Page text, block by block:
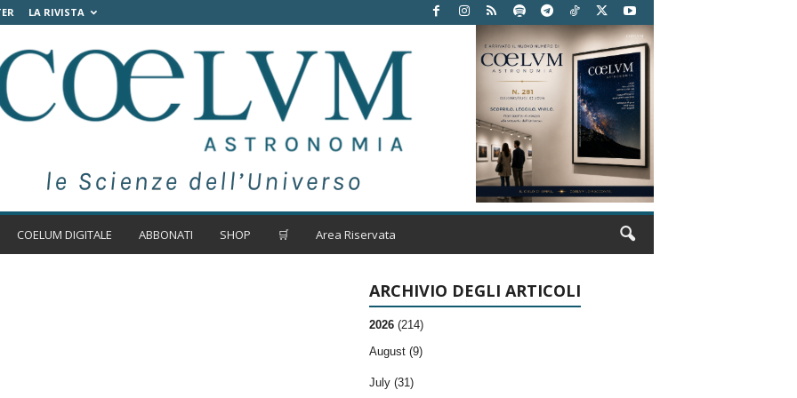
LA RIVISTA
COELUM DIGITALE ABBONATI SHOP 🛒 Area Riservata
ARCHIVIO DEGLI ARTICOLI
2026 (214)
August (9)
July (31)